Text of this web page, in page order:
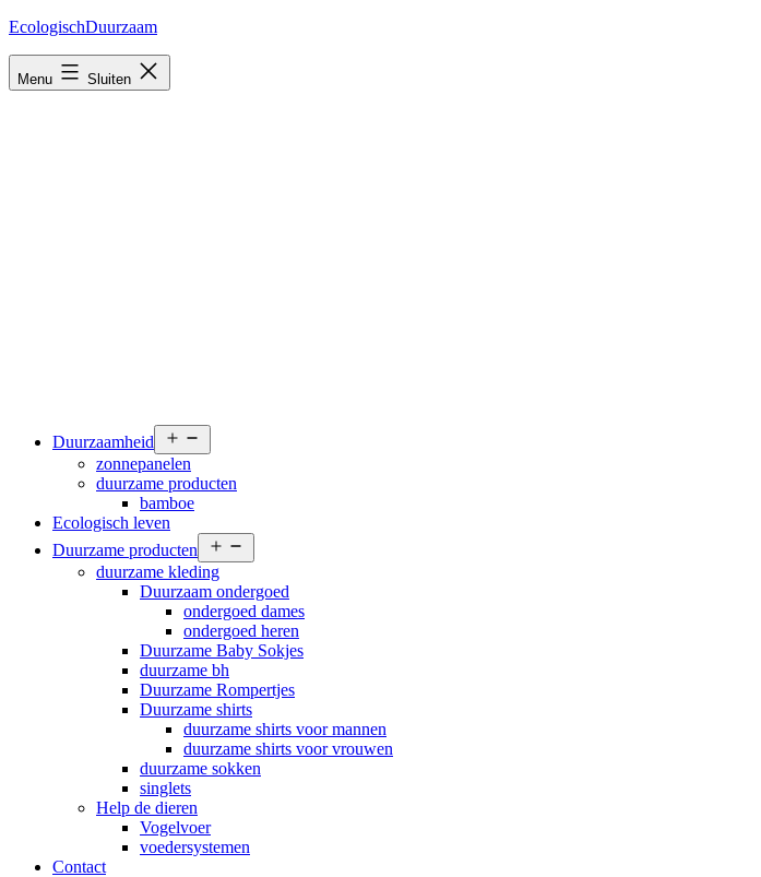
Ga
inhoud
EcologischDuurzaam
Menu Sluiten
Duurzaamheid
menu
zonnepanelen
duurzame producten
bamboe
Ecologisch leven
Duurzame producten
menu
duurzame kleding
Duurzaam ondergoed
ondergoed dames
ondergoed heren
Duurzame Baby Sokjes
duurzame bh
Duurzame Rompertjes
Duurzame shirts
duurzame shirts voor mannen
duurzame shirts voor vrouwen
duurzame sokken
singlets
Help de dieren
Vogelvoer
voedersystemen
Contact